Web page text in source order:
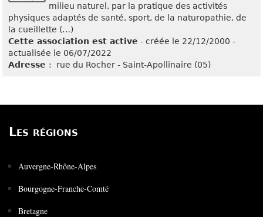
milieu naturel, par la pratique des activités
physiques adaptés de santé, sport, de la naturopathie, de
la cueillette (…)
Cette association est active - créée le 22/12/2000 -
actualisée le 06/07/2022
Adresse : rue du Rocher - Saint-Apollinaire (05)
Les régions
Auvergne-Rhône-Alpes
Bourgogne-Franche-Comté
Bretagne